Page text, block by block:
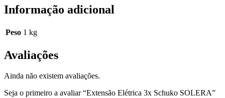
Informação adicional
Peso 1 kg
Avaliações
Ainda não existem avaliações.
Seja o primeiro a avaliar “Extensão Elétrica 3x Schuko SOLERA”